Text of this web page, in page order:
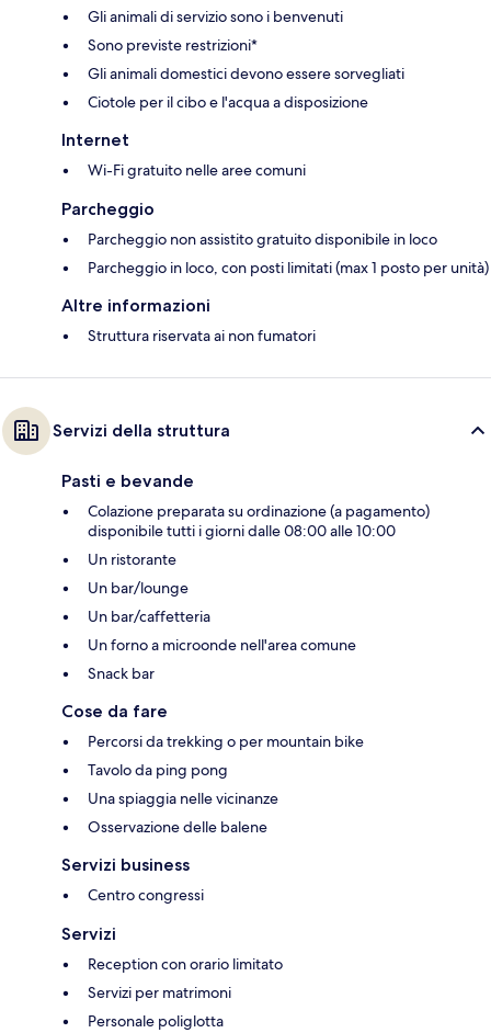
Gli animali di servizio sono i benvenuti
Sono previste restrizioni*
Gli animali domestici devono essere sorvegliati
Ciotole per il cibo e l'acqua a disposizione
Internet
Wi-Fi gratuito nelle aree comuni
Parcheggio
Parcheggio non assistito gratuito disponibile in loco
Parcheggio in loco, con posti limitati (max 1 posto per unità)
Altre informazioni
Struttura riservata ai non fumatori
Servizi della struttura
Pasti e bevande
Colazione preparata su ordinazione (a pagamento)
disponibile tutti i giorni dalle 08:00 alle 10:00
Un ristorante
Un bar/lounge
Un bar/caffetteria
Un forno a microonde nell'area comune
Snack bar
Cose da fare
Percorsi da trekking o per mountain bike
Tavolo da ping pong
Una spiaggia nelle vicinanze
Osservazione delle balene
Servizi business
Centro congressi
Servizi
Reception con orario limitato
Servizi per matrimoni
Personale poliglotta